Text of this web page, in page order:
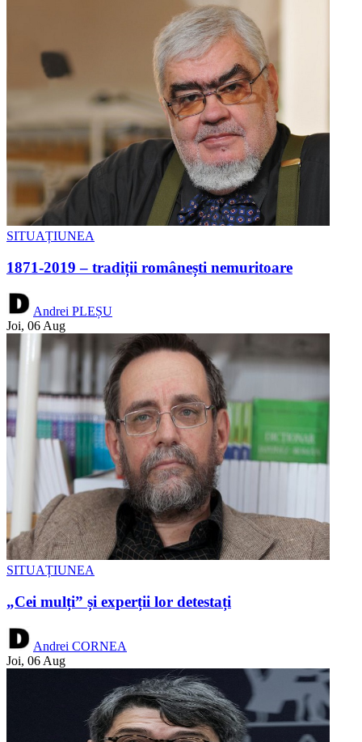
SITUAȚIUNEA
1871-2019 – tradiții românești nemuritoare
Andrei PLEȘU
Joi, 06 Aug
SITUAȚIUNEA
„Cei mulți” și experții lor detestați
Andrei CORNEA
Joi, 06 Aug